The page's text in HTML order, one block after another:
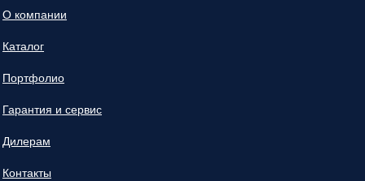
О компании
Каталог
Портфолио
Гарантия и сервис
Дилерам
Контакты